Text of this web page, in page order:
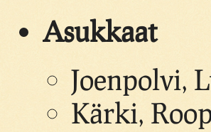
Asukkaat
Joenpolvi,
Kärki,